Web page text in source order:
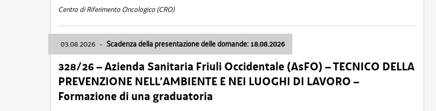
Centro di Riferimento Oncologico (CRO)
03.08.2026 - Scadenza della presentazione delle domande: 18.08.2026
328/26 – Azienda Sanitaria Friuli Occidentale (AsFO) – TECNICO DELLA
PREVENZIONE NELL’AMBIENTE E NEI LUOGHI DI LAVORO –
Formazione di una graduatoria